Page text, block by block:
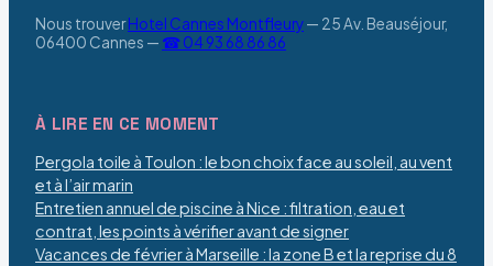
Nous trouverHotel Cannes Montfleury— 25 Av. Beauséjour,
06400 Cannes — ☎ 04 93 68 86 86
À LIRE EN CE MOMENT
Pergola toile à Toulon : le bon choix face au soleil, au vent
et à l’air marin
Entretien annuel de piscine à Nice : filtration, eau et
contrat, les points à vérifier avant de signer
Vacances de février à Marseille : la zone B et la reprise du 8